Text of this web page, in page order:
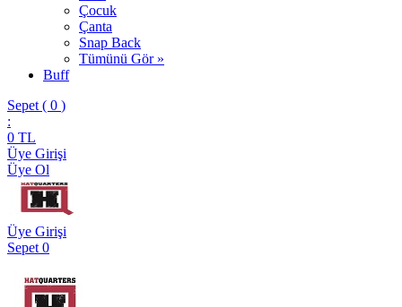
Çocuk
Çanta
Snap Back
Tümünü Gör »
Buff
Sepet ( 0 )
:
0 TL
Üye Girişi
Üye Ol
Üye Girişi
Sepet 0